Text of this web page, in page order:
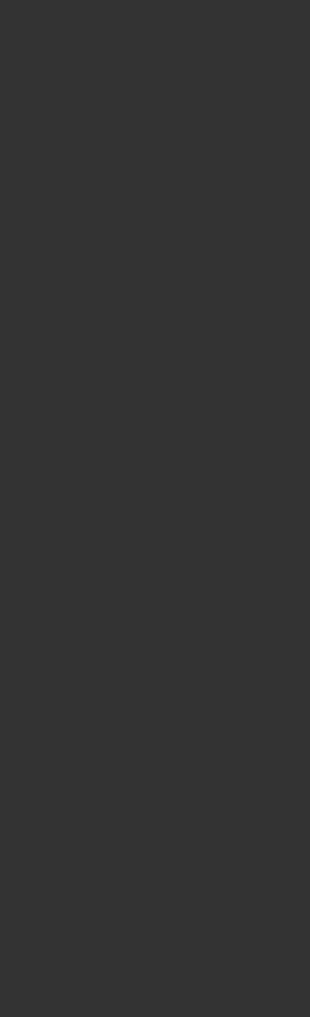
betegek, olyan betegek esetében, akik később válnak
minden esetben megilleti az ellátás visszautasításának
vagy akár közvetlen életveszélyes állapot áll fenn.
az orvostudomány mindenkori állása szerint
és halálos betegségben), az Eütv. rendelkezései
során, cselekvőképtelenné válása esetére
vagy cselekvőképtelen beteget viszont nem illeti meg a
mentené meg a beteget.
– hasonlóan a cselekvőképes beteghez – viszont fennáll.
tűnik, hiszen ez az az eset, amelyre az Eütv. fentiekben
vonatkoztatható.
arra, hogy a várandós beteg nem utasíthatja vissza a
kihordani a gyermeket.
szabályozás nem ad minden esetben jogi lehetőséget
ellentétes, igaz, egy másik fontos érdeket, a
együttműködést éppen ezért világszerte Kórházi
joga és a vértranszfúzió. LAM, 10 (3), 260–264.
és Jehova tanúi tapasztalatai: LAM, 10(3), 265–266.